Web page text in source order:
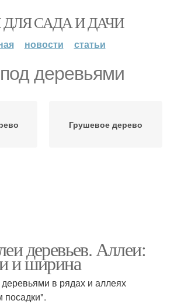
САДА И ДАЧИ
новости статьи
деревьями
Грушевое дерево
деревьев. Аллеи:
и ширина
в рядах и аллеях
посадки".